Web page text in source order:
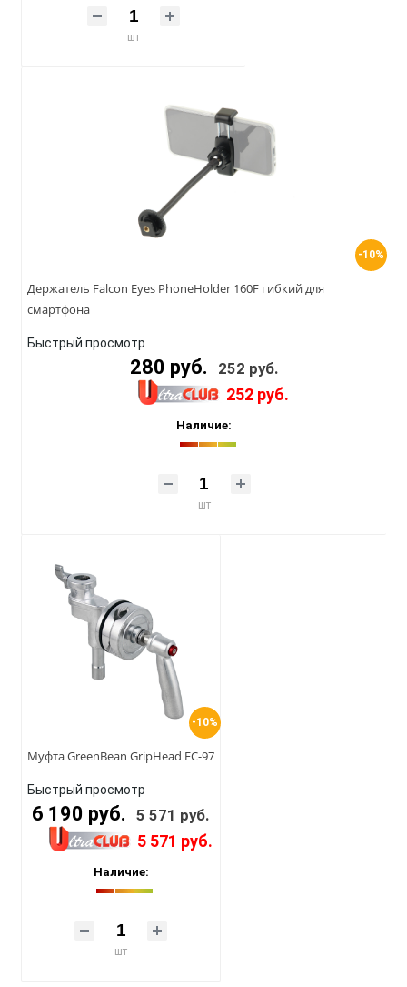
шт
-10%
Держатель Falcon Eyes PhoneHolder 160F гибкий для
смартфона
Быстрый просмотр
280 руб. 252 руб.
252 руб.
Наличие:
шт
-10%
Муфта GreenBean GripHead EC-97
Быстрый просмотр
6 190 руб. 5 571 руб.
5 571 руб.
Наличие:
шт